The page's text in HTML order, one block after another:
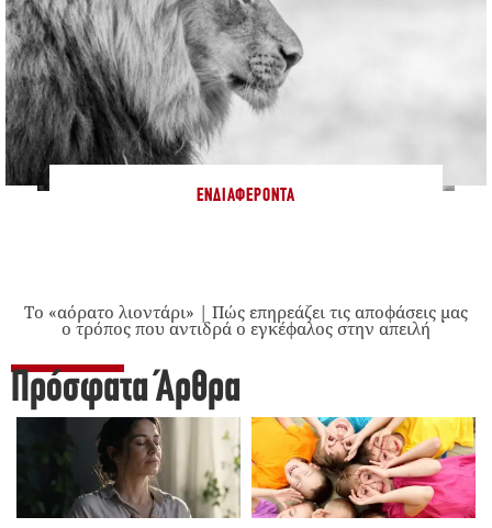
ΕΝΔΙΑΦΈΡΟΝΤΑ
Το «αόρατο λιοντάρι» | Πώς επηρεάζει τις αποφάσεις μας
ο τρόπος που αντιδρά ο εγκέφαλος στην απειλή
Πρόσφατα Άρθρα